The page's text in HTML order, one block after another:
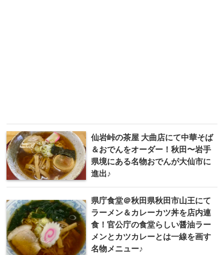
仙岩峠の茶屋 大曲店にて中華そば
＆おでんをオーダー！秋田〜岩手
県境にある名物おでんが大仙市に
進出♪
県庁食堂＠秋田県秋田市山王にて
ラーメン＆カレーカツ丼を店内連
食！官公庁の食堂らしい醤油ラー
メンとカツカレーとは一線を画す
名物メニュー♪